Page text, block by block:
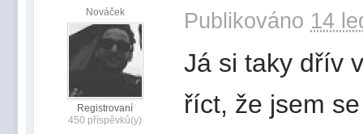
Nováček
Registrovaní
450 příspěvků(y)
Publikováno 14
Já si taky dřív
říct, že jsem